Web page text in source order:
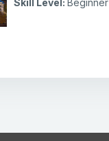
Skill Level: Beginner